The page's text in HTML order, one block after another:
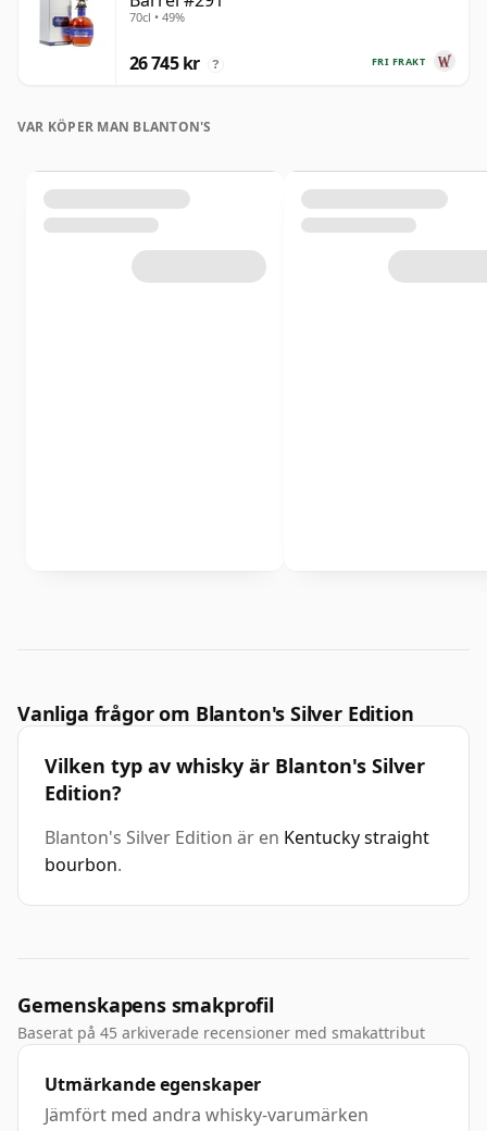
70cl • 49%
FRI FRAKT
26 745 kr ?
VAR KÖPER MAN BLANTON'S
Vanliga frågor om Blanton's Silver Edition
Vilken typ av whisky är Blanton's Silver
Edition?
Blanton's Silver Edition är en Kentucky straight
bourbon.
Gemenskapens smakprofil
Baserat på 45 arkiverade recensioner med smakattribut
Utmärkande egenskaper
Jämfört med andra whisky-varumärken